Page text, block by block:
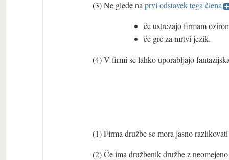
(3) Ne glede na prvi odstavek tega člena
če ustrezajo firmam
če gre za mrtvi jezik.
(4) V firmi se lahko uporabljajo
(1) Firma družbe se mora jasno
(2) Če ima družbenik družbe z